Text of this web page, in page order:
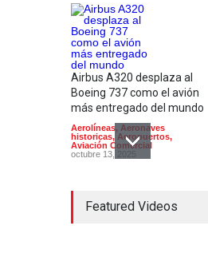
Airbus A320 desplaza al
Boeing 737 como el avión
más entregado del mundo
Aerolíneas, Aeronaves
historicas, Aeropuertos,
Aviación Comercial
octubre 13, 2025
Featured Videos